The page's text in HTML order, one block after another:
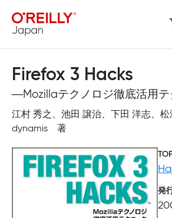
Firefox 3 Hacks
―Mozillaテクノロジ徹底活用テ
江村 秀之、池田 譲治、下田 洋志、松
dynamis 著
発